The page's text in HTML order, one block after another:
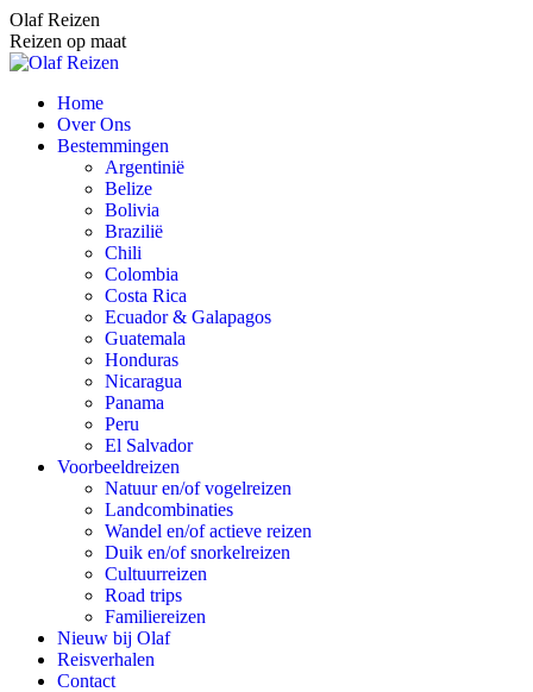
Spring
naar
content
Olaf Reizen
Reizen op maat
Home
Over Ons
Bestemmingen
Argentinië
Belize
Bolivia
Brazilië
Chili
Colombia
Costa Rica
Ecuador & Galapagos
Guatemala
Honduras
Nicaragua
Panama
Peru
El Salvador
Voorbeeldreizen
Natuur en/of vogelreizen
Landcombinaties
Wandel en/of actieve reizen
Duik en/of snorkelreizen
Cultuurreizen
Road trips
Familiereizen
Nieuw bij Olaf
Reisverhalen
Contact